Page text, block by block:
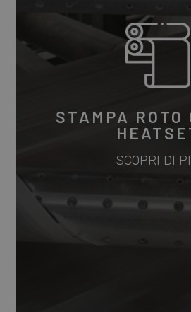
STAMPA ROTO
SCOPRI DI